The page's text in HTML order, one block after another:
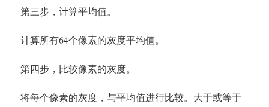
第三步，计算平均值。
计算所有64个像素的灰度平均值。
第四步，比较像素的灰度。
将每个像素的灰度，与平均值进行比较。大于或等于